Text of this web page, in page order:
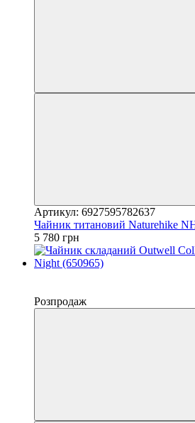
Артикул: 6927595782637
Чайник титановий Naturehike
5 780 грн
Розпродаж